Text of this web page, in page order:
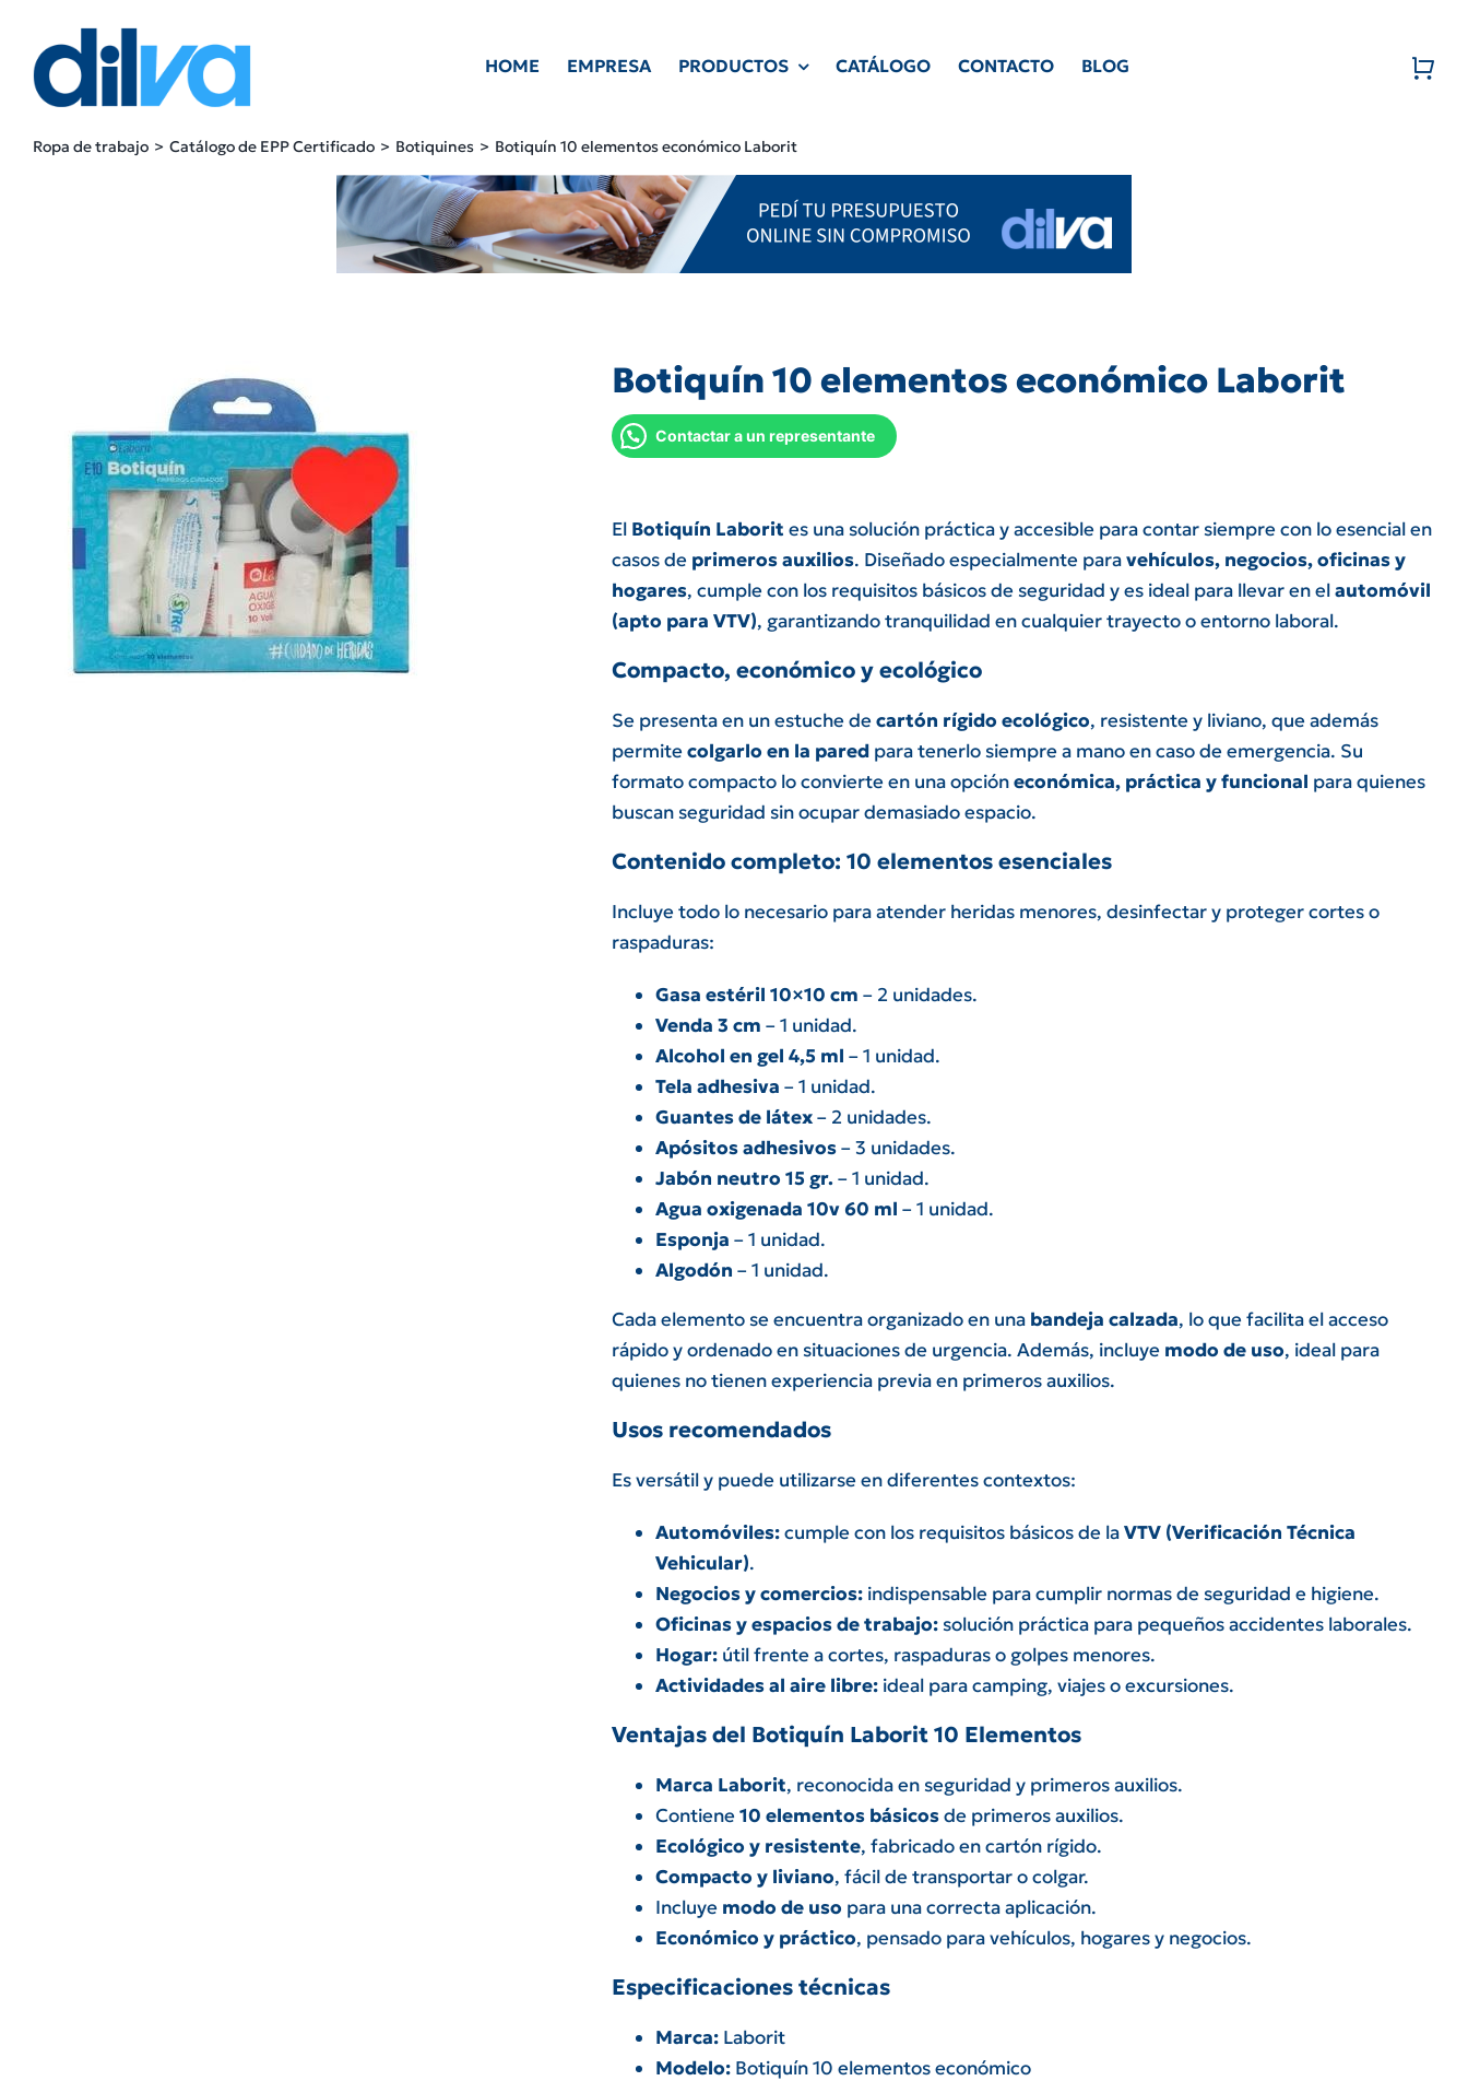
content
HOME EMPRESA PRODUCTOS CATÁLOGO CONTACTO BLOG
Ropa de trabajo Catálogo de EPP Certificado Botiquines Botiquín 10 elementos económico Laborit
Botiquín 10 elementos económico Laborit
Contactar a un representante
El Botiquín Laborit es una solución práctica y accesible para contar siempre con lo esencial en
casos de primeros auxilios. Diseñado especialmente paravehículos, negocios, oficinas y
hogares, cumple con los requisitos básicos de seguridad y es ideal para llevar en elautomóvil
(apto para VTV), garantizando tranquilidad en cualquier trayecto o entorno laboral.
Compacto, económico y ecológico
Se presenta en un estuche decartón rígido ecológico, resistente y liviano, que además
permitecolgarlo en la pared para tenerlo siempre a mano en caso de emergencia. Su
formato compacto lo convierte en una opcióneconómica, práctica y funcional para quienes
buscan seguridad sin ocupar demasiado espacio.
Contenido completo: 10 elementos esenciales
Incluye todo lo necesario para atender heridas menores, desinfectar y proteger cortes o
raspaduras:
Gasa estéril 10×10 cm – 2 unidades.
Venda 3 cm – 1 unidad.
Alcohol en gel 4,5 ml – 1 unidad.
Tela adhesiva – 1 unidad.
Guantes de látex– 2 unidades.
Apósitos adhesivos– 3 unidades.
Jabón neutro 15 gr.– 1 unidad.
Agua oxigenada 10v 60 ml – 1 unidad.
Esponja – 1 unidad.
Algodón – 1 unidad.
Cada elemento se encuentra organizado en una bandeja calzada, lo que facilita el acceso
rápido y ordenado en situaciones de urgencia. Además, incluye modo de uso, ideal para
quienes no tienen experiencia previa en primeros auxilios.
Usos recomendados
Es versátil y puede utilizarse en diferentes contextos:
Automóviles:cumple con los requisitos básicos de laVTV (Verificación Técnica
Vehicular).
Negocios y comercios: indispensable para cumplir normas de seguridad e higiene.
Oficinas y espacios de trabajo: solución práctica para pequeños accidentes laborales.
Hogar: útil frente a cortes, raspaduras o golpes menores.
Actividades al aire libre: ideal para camping, viajes o excursiones.
Ventajas del Botiquín Laborit 10 Elementos
Marca Laborit, reconocida en seguridad y primeros auxilios.
Contiene10 elementos básicosde primeros auxilios.
Ecológico y resistente, fabricado en cartón rígido.
Compacto y liviano, fácil de transportar o colgar.
Incluye modo de uso para una correcta aplicación.
Económico y práctico, pensado para vehículos, hogares y negocios.
Especificaciones técnicas
Marca: Laborit
Modelo: Botiquín 10 elementos económico